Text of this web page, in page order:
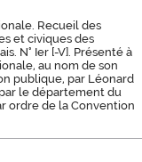
Recueil des
et civiques des
N° Ier [-V]. Présenté à
au nom de son
publique, par Léonard
le département du
ordre de la Convention